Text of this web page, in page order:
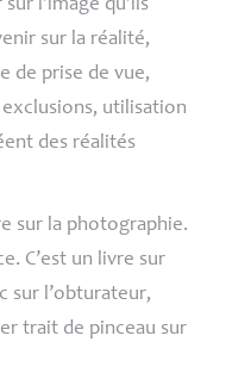
l’image qu’ils
sur la réalité,
de prise de vue,
utilisation
des réalités
sur la photographie.
C’est un livre sur
sur l’obturateur,
trait de pinceau sur